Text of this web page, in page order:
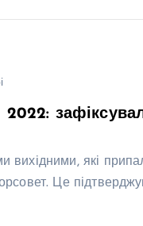
вихідними, які
Це